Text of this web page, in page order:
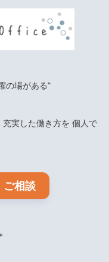
の場がある"
実した働き方を 個人で
ご相談